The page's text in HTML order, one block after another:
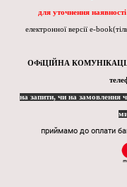
для уточнення
електронної версії e-
ОФіЦІЙНА
на запити, чи на замовлення
приймамо до оплати